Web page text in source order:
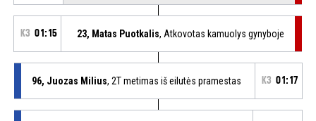
K3 01:15 23, Matas Puotkalis, Atkovotas kamuolys gynyboje
96, Juozas Milius, 2T metimas iš eilutės pramestas K3 01:17